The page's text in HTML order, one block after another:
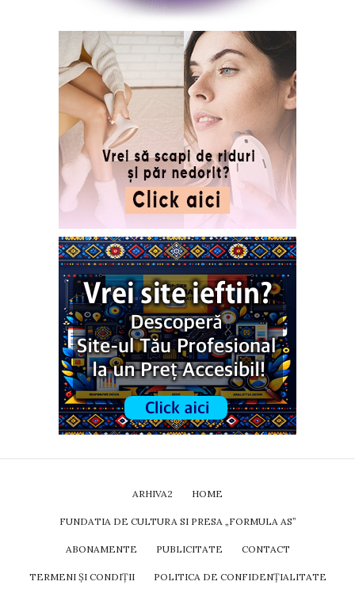
ARHIVA2 HOME
FUNDATIA DE CULTURA SI PRESA „FORMULA AS”
ABONAMENTE PUBLICITATE CONTACT
TERMENI ȘI CONDIȚII POLITICA DE CONFIDENȚIALITATE